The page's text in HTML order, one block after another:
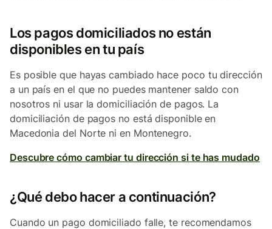
Los pagos domiciliados no están
disponibles en tu país
Es posible que hayas cambiado hace poco tu dirección
a un país en el que no puedes mantener saldo con
nosotros ni usar la domiciliación de pagos. La
domiciliación de pagos no está disponible en
Macedonia del Norte ni en Montenegro.
Descubre cómo cambiar tu dirección si te has mudado
¿Qué debo hacer a continuación?
Cuando un pago domiciliado falle, te recomendamos